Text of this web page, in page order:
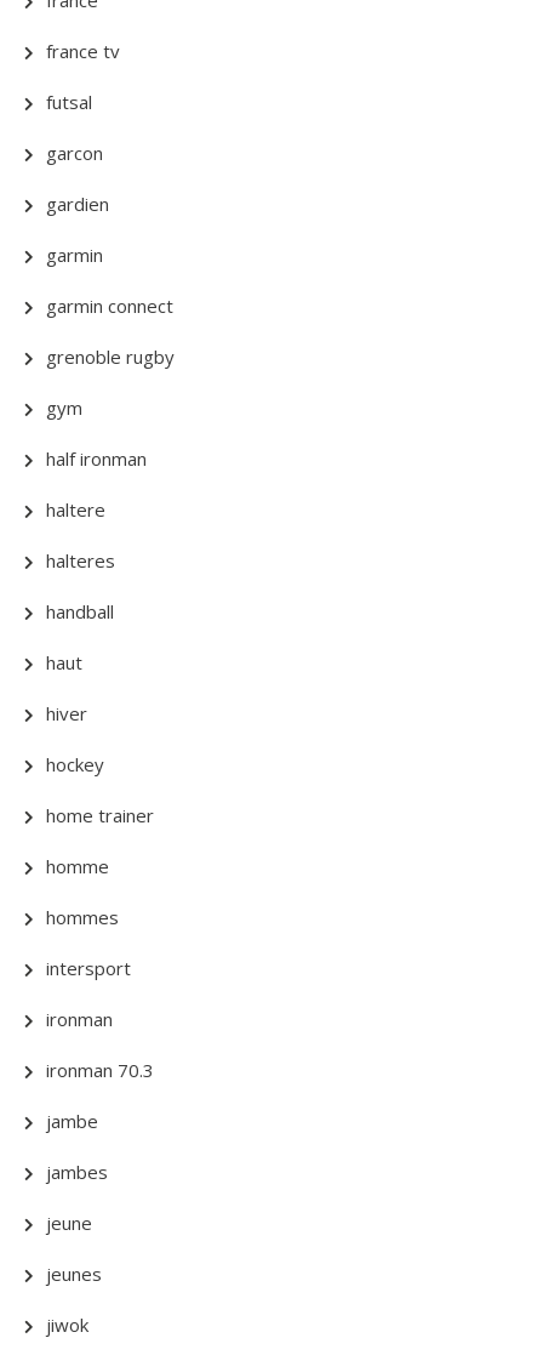
france tv
futsal
garcon
gardien
garmin
garmin connect
grenoble rugby
gym
half ironman
haltere
halteres
handball
haut
hiver
hockey
home trainer
homme
hommes
intersport
ironman
ironman 70.3
jambe
jambes
jeune
jeunes
jiwok